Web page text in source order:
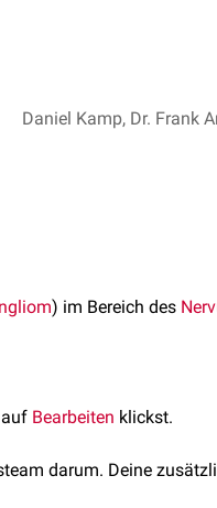
) im Bereich des
Bearbeiten klickst.
darum. Deine